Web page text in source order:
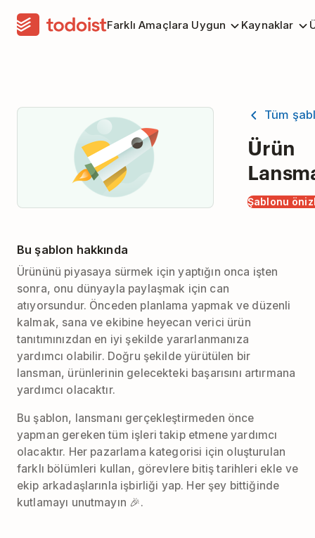
Farklı Amaçlara Uygun Kaynaklar
Tüm
Ürün
Şablonu
Bu şablon hakkında
Ürününü piyasaya sürmek için yaptığın onca işten
sonra, onu dünyayla paylaşmak için can
atıyorsundur. Önceden planlama yapmak ve düzenli
kalmak, sana ve ekibine heyecan verici ürün
tanıtımınızdan en iyi şekilde yararlanmanıza
yardımcı olabilir. Doğru şekilde yürütülen bir
lansman, ürünlerinin gelecekteki başarısını artırmana
yardımcı olacaktır.
Bu şablon, lansmanı gerçekleştirmeden önce
yapman gereken tüm işleri takip etmene yardımcı
olacaktır. Her pazarlama kategorisi için oluşturulan
farklı bölümleri kullan, görevlere bitiş tarihleri ekle ve
ekip arkadaşlarınla işbirliği yap. Her şey bittiğinde
kutlamayı unutmayın 🎉.